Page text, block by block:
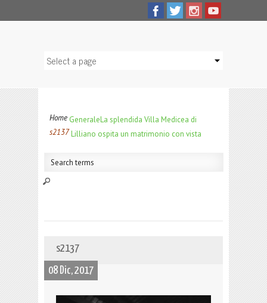
Home GeneraleLa splendida Villa Medicea di
Lilliano ospita un matrimonio con vista
s2137
s2137
08 Dic, 2017